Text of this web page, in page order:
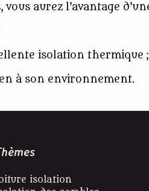
, vous aurez l’avantage
isolation thermique ;
à son environnement.
isolation